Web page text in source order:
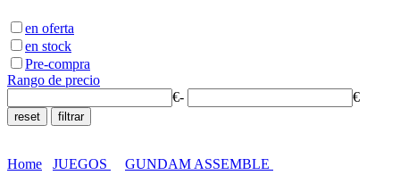
en oferta
en stock
Pre-compra
Rango de precio
€- €
Home JUEGOS GUNDAM ASSEMBLE